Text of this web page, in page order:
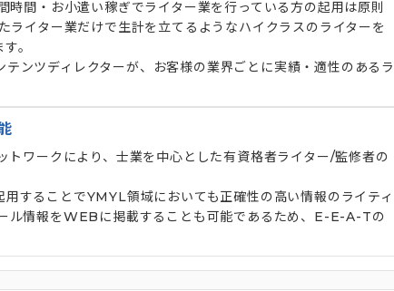
間・お小遣い稼ぎでライター業を行っている方の起用は原則
イター業だけで生計を立てるようなハイクラスのライターを
。
ンツディレクターが、お客様の業界ごとに実績・適性のあるラ
ワークにより、士業を中心とした有資格者ライター/監修者の
することでYMYL領域においても正確性の高い情報のライティ
ル情報をWEBに掲載することも可能であるため、E-E-A-Tの